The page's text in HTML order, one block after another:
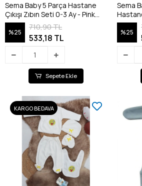
Sema Baby 5 Parça Hastane
Çıkışı Zıbın Seti 0-3 Ay - Pink
Butterfly
%25
710,90 TL
533,18 TL
Sepete Ekle
Sema
%25
KARGO BEDAVA